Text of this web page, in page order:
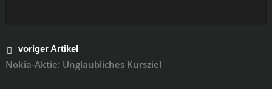
voriger Artikel
Nokia-Aktie: Unglaubliches Kursziel